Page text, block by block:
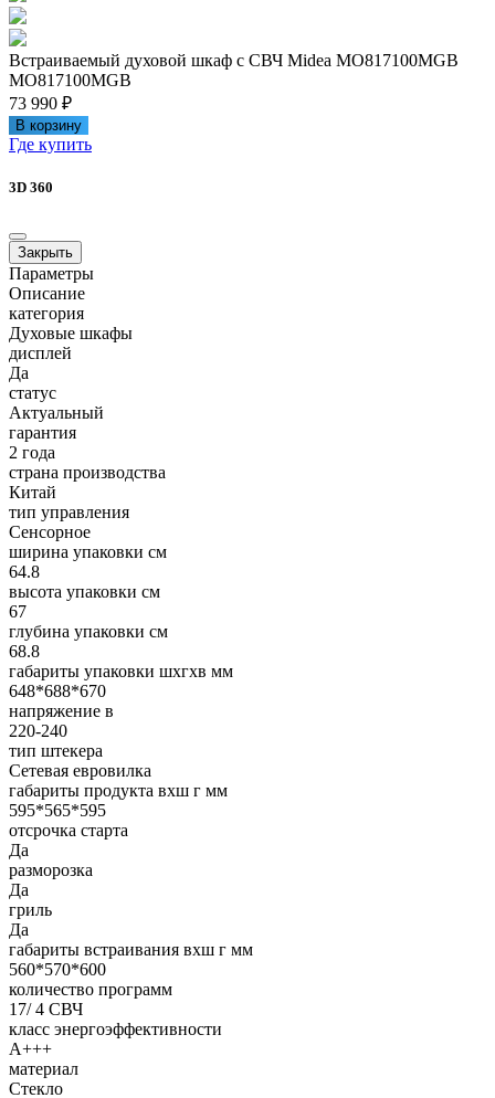
Встраиваемый духовой шкаф с СВЧ Midea MO817100MGB
MO817100MGB
73 990 ₽
В корзину
Где купить
3D 360
Закрыть
Параметры
Описание
категория
Духовые шкафы
дисплей
Да
статус
Актуальный
гарантия
2 года
страна производства
Китай
тип управления
Сенсорное
ширина упаковки см
64.8
высота упаковки см
67
глубина упаковки см
68.8
габариты упаковки шxгxв мм
648*688*670
напряжение в
220-240
тип штекера
Сетевая евровилка
габариты продукта вхш г мм
595*565*595
отсрочка старта
Да
разморозка
Да
гриль
Да
габариты встраивания вхш г мм
560*570*600
количество программ
17/ 4 СВЧ
класс энергоэффективности
A+++
материал
Стекло